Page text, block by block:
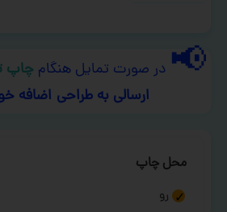
📢 در صورت تمایل هنگام چاپ
ارسالی به طراحی اضافه
محل چاپ
رو